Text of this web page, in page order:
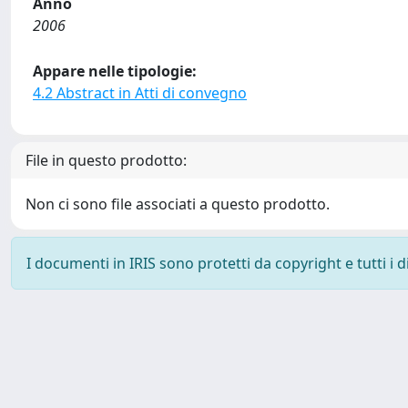
2006
Appare nelle tipologie:
4.2 Abstract in Atti di convegno
File in questo prodotto:
Non ci sono file associati a questo prodotto.
I documenti in IRIS sono protetti da copyright e tutti i